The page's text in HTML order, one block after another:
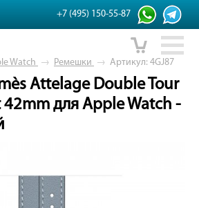
+7 (495) 150-55-87
Watch → Ремешки → Артикул: 4GJ87
Attelage Double Tour
для Apple Watch -